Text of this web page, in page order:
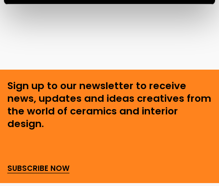
Sign up to our newsletter to receive
news, updates and ideas creatives from
the world of ceramics and interior
design.
SUBSCRIBE NOW